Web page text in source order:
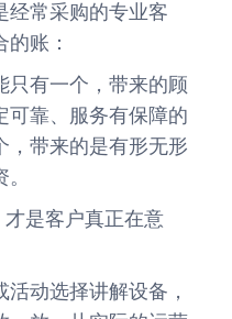
经常采购的专业客
账：
只有一个，带来的顾
可靠、服务有保障的
，带来的是有形无形
才是客户真正在意
动选择讲解设备，